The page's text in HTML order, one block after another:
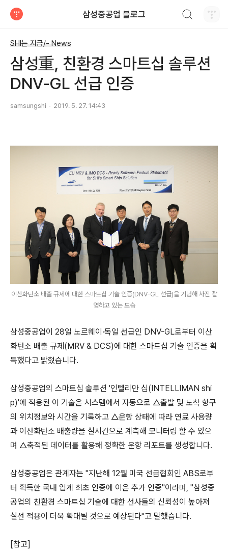
삼성중공업 블로그
SHI는 지금/- News
삼성重, 친환경 스마트십 솔루션
DNV-GL 선급 인증
samsungshi 2019. 5. 27. 14:43
이산화탄소 배출 규제에 대한 스마트십 기술 인증(DNV-GL 선급)을 기념해 사진 촬
영하고 있는 모습
삼성중공업이 28일 노르웨이·독일 선급인 DNV-GL로부터 이산
화탄소 배출 규제(MRV & DCS)에 대한 스마트십 기술 인증을 획
득했다고 밝혔습니다.
삼성중공업의 스마트십 솔루션 '인텔리만 십(INTELLIMAN shi
p)'에 적용된 이 기술은 시스템에서 자동으로 △출발 및 도착 항구
의 위치정보와 시간을 기록하고 △운항 상태에 따라 연료 사용량
과 이산화탄소 배출량을 실시간으로 계측해 모니터링 할 수 있으
며 △축적된 데이터를 활용해 정확한 운항 리포트를 생성합니다.
삼성중공업은 관계자는 "지난해 12월 미국 선급협회인 ABS로부
터 획득한 국내 업계 최초 인증에 이은 추가 인증"이라며, "삼성중
공업의 친환경 스마트십 기술에 대한 선사들의 신뢰성이 높아져
실선 적용이 더욱 확대될 것으로 예상된다"고 말했습니다.
[참고]